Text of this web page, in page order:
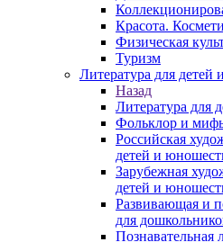
Красота.
Физическая
Туризм
Литература для детей
Назад
Литература для
Фольклор и
Российская
детей и
Зарубежная
детей и
Развивающая и
для
Познавательная